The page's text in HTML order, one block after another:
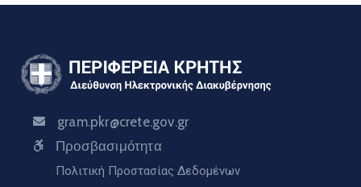
gram.pkr@crete.gov.gr
Προσβασιμότητα
Πολιτική Προστασίας Δεδομένων